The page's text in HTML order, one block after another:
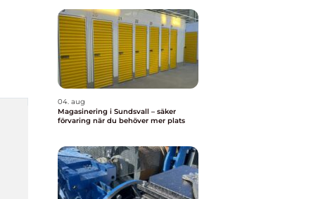
04. aug
Magasinering i Sundsvall – säker
förvaring när du behöver mer plats